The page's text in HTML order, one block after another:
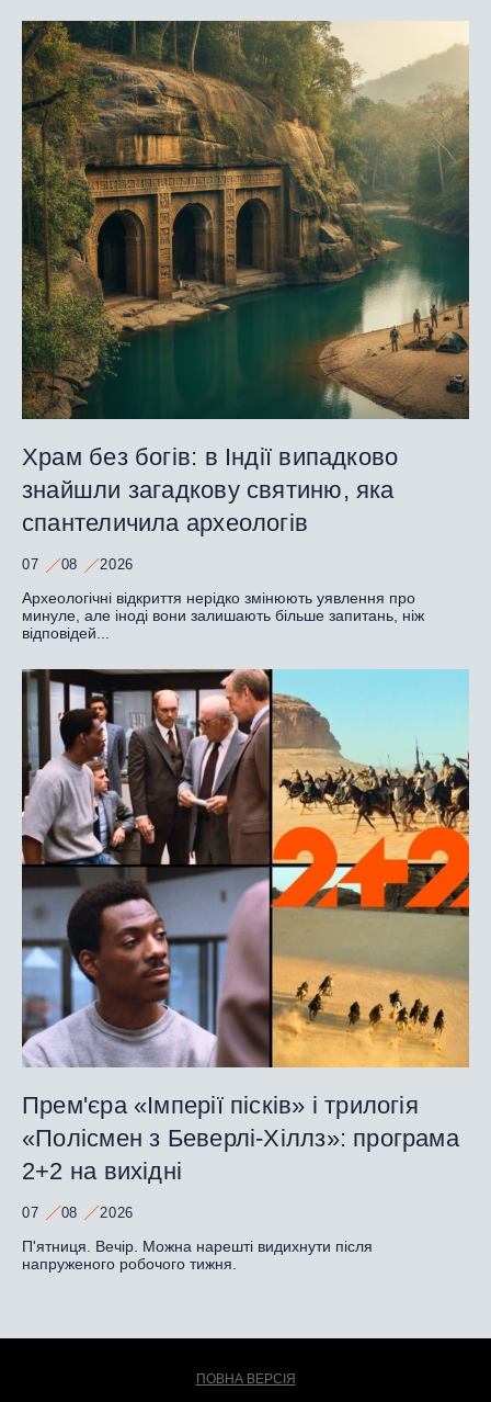
Храм без богів: в Індії випадково
знайшли загадкову святиню, яка
спантеличила археологів
07 08 2026
Археологічні відкриття нерідко змінюють уявлення про
минуле, але іноді вони залишають більше запитань, ніж
відповідей...
Прем'єра «Імперії пісків» і трилогія
«Полісмен з Беверлі-Хіллз»: програма
2+2 на вихідні
07 08 2026
П'ятниця. Вечір. Можна нарешті видихнути після
напруженого робочого тижня.
ПОВНА ВЕРСІЯ